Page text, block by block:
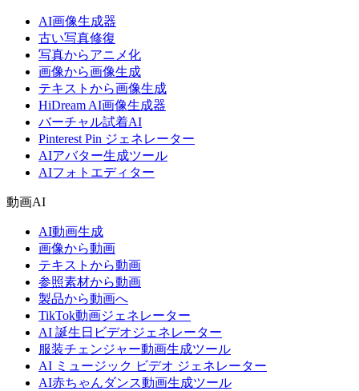
AI画像生成器
古い写真修復
写真からアニメ化
画像から画像生成
テキストから画像生成
HiDream AI画像生成器
バーチャル試着AI
Pinterest Pin ジェネレーター
AIアバター生成ツール
AIフォトエディター
動画AI
AI動画生成
画像から動画
テキストから動画
参照素材から動画
製品から動画へ
TikTok動画ジェネレーター
AI 誕生日ビデオジェネレーター
服装チェンジャー動画生成ツール
AI ミュージック ビデオ ジェネレーター
AI赤ちゃんダンス動画生成ツール